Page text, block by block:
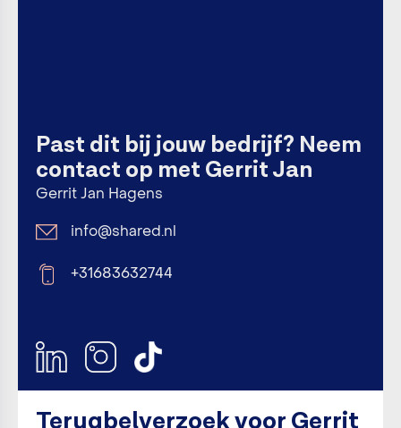
Past dit bij jouw bedrijf? Neem
contact op met Gerrit Jan
Gerrit Jan Hagens
info@shared.nl
+31683632744
Terugbelverzoek voor Gerrit